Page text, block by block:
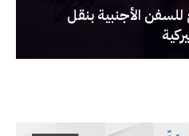
الأجنبية بنقل